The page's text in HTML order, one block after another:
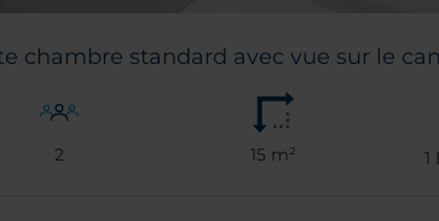
chambre standard avec vue sur le
2 15 m² 1